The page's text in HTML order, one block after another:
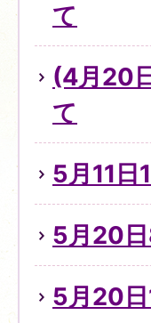
て
(4月20
て
5月11日
5月20
5月20